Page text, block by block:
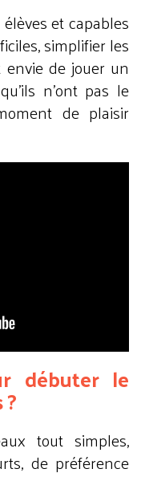
et capables
simplifier les
de jouer un
n’ont pas le
de plaisir
débuter le
tout simples,
de préférence